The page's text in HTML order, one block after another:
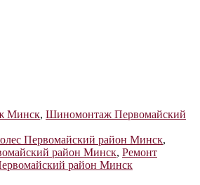
Минск, Шиномонтаж Первомайский
Первомайский район Минск,
район Минск, Ремонт
район Минск